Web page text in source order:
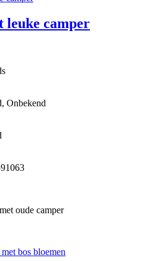
leuke camper
Onbekend
oude camper